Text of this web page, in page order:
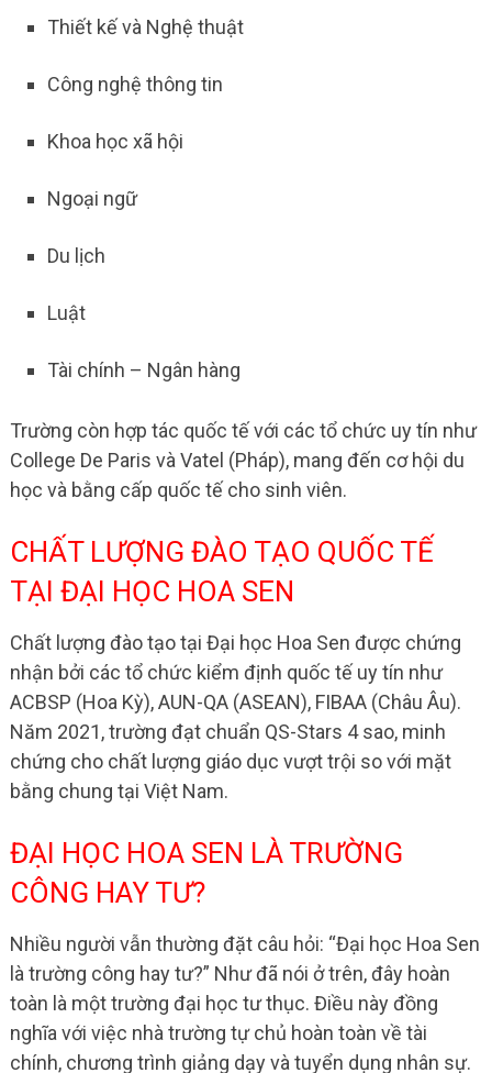
Thiết kế và Nghệ thuật
Công nghệ thông tin
Khoa học xã hội
Ngoại ngữ
Du lịch
Luật
Tài chính – Ngân hàng
Trường còn hợp tác quốc tế với các tổ chức uy tín như
College De Paris và Vatel (Pháp), mang đến cơ hội du
học và bằng cấp quốc tế cho sinh viên.
CHẤT LƯỢNG ĐÀO TẠO QUỐC TẾ
TẠI ĐẠI HỌC HOA SEN
Chất lượng đào tạo tại Đại học Hoa Sen được chứng
nhận bởi các tổ chức kiểm định quốc tế uy tín như
ACBSP (Hoa Kỳ), AUN-QA (ASEAN), FIBAA (Châu Âu).
Năm 2021, trường đạt chuẩn QS-Stars 4 sao, minh
chứng cho chất lượng giáo dục vượt trội so với mặt
bằng chung tại Việt Nam.
ĐẠI HỌC HOA SEN LÀ TRƯỜNG
CÔNG HAY TƯ?
Nhiều người vẫn thường đặt câu hỏi: “Đại học Hoa Sen
là trường công hay tư?” Như đã nói ở trên, đây hoàn
toàn là một trường đại học tư thục. Điều này đồng
nghĩa với việc nhà trường tự chủ hoàn toàn về tài
chính, chương trình giảng dạy và tuyển dụng nhân sự.